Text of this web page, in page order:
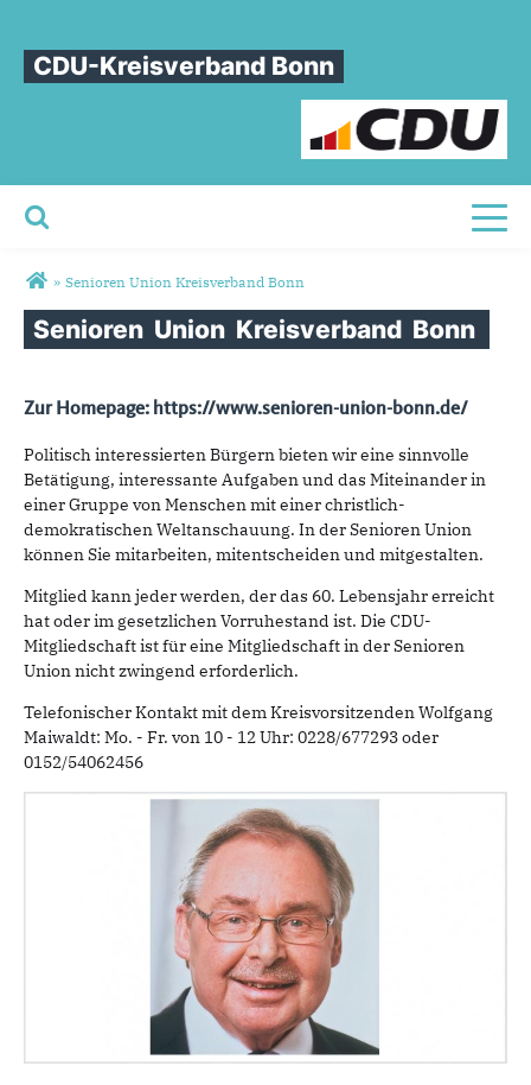
CDU-Kreisverband Bonn
Sie sind hier
» Senioren Union Kreisverband Bonn
Senioren Union Kreisverband Bonn
Zur Homepage: https://www.senioren-union-bonn.de/
Politisch interessierten Bürgern bieten wir eine sinnvolle
Betätigung, interessante Aufgaben und das Miteinander in
einer Gruppe von Menschen mit einer christlich-
demokratischen Weltanschauung. In der Senioren Union
können Sie mitarbeiten, mitentscheiden und mitgestalten.
Mitglied kann jeder werden, der das 60. Lebensjahr erreicht
hat oder im gesetzlichen Vorruhestand ist. Die CDU-
Mitgliedschaft ist für eine Mitgliedschaft in der Senioren
Union nicht zwingend erforderlich.
Telefonischer Kontakt mit dem Kreisvorsitzenden Wolfgang
Maiwaldt: Mo. - Fr. von 10 - 12 Uhr: 0228/677293 oder
0152/54062456